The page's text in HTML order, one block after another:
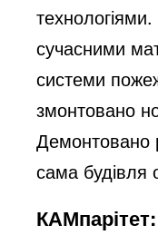
сучасними
системи
змонтовано
Демонтовано
сама будівля